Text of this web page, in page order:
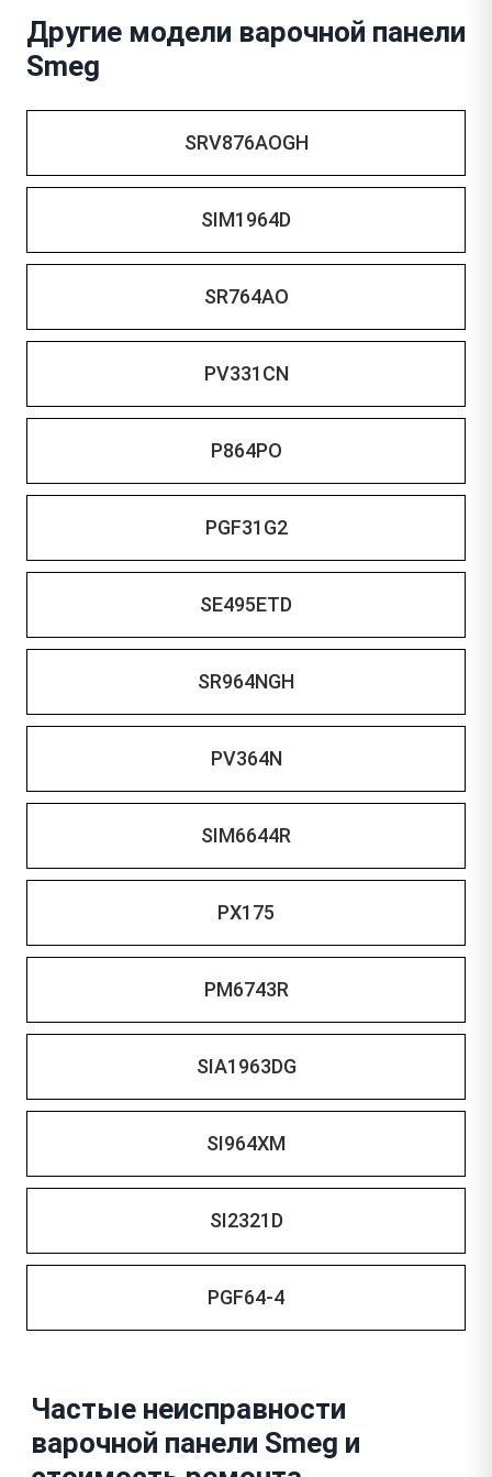
Другие модели варочной панели
Smeg
SRV876AOGH
SIM1964D
SR764AO
PV331CN
P864PO
PGF31G2
SE495ETD
SR964NGH
PV364N
SIM6644R
PX175
PM6743R
SIA1963DG
SI964XM
SI2321D
PGF64-4
Частые неисправности
варочной панели Smeg и